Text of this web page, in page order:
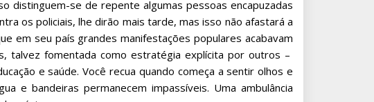
distinguem-se de repente algumas pessoas encapuzadas
os policiais, lhe dirão mais tarde, mas isso não afastará a
em seu país grandes manifestações populares acabavam
talvez fomentada como estratégia explícita por outros –
e saúde. Você recua quando começa a sentir olhos e
e bandeiras permanecem impassíveis. Uma ambulância